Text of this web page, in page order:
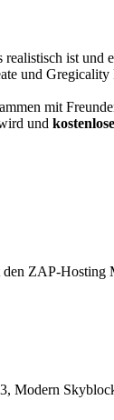
realistisch ist
und Gregicality
mit
und
ZAP-Hosting
Modern